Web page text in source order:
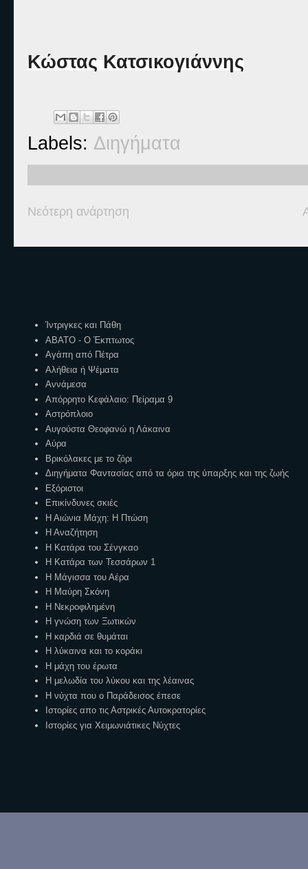
Κώστας Κατσικογιάννης
Labels: Διηγήματα
Νεότερη ανάρτηση
Ίντριγκες και Πάθη
ΑΒΑΤΟ - Ο Έκπτωτος
Αγάπη από Πέτρα
Αλήθεια ή Ψέματα
Αννάμεσα
Απόρρητο Κεφάλαιο: Πείραμα 9
Αστρόπλοιο
Αυγούστα Θεοφανώ η Λάκαινα
Αύρα
Βρικόλακες με το ζόρι
Διηγήματα Φαντασίας από τα όρια της ύπαρξης και της ζωής
Εξόριστοι
Επικίνδυνες σκιές
Η Αιώνια Μάχη: Η Πτώση
Η Αναζήτηση
Η Κατάρα του Σένγκαο
Η Κατάρα των Τεσσάρων 1
Η Μάγισσα του Αέρα
Η Μαύρη Σκόνη
Η Νεκροφιλημένη
Η γνώση των Ξωτικών
Η καρδιά σε θυμάται
Η λύκαινα και το κοράκι
Η μάχη του έρωτα
Η μελωδία του λύκου και της λέαινας
Η νύχτα που ο Παράδεισος έπεσε
Ιστορίες απο τις Αστρικές Αυτοκρατορίες
Ιστορίες για Χειμωνιάτικες Νύχτες